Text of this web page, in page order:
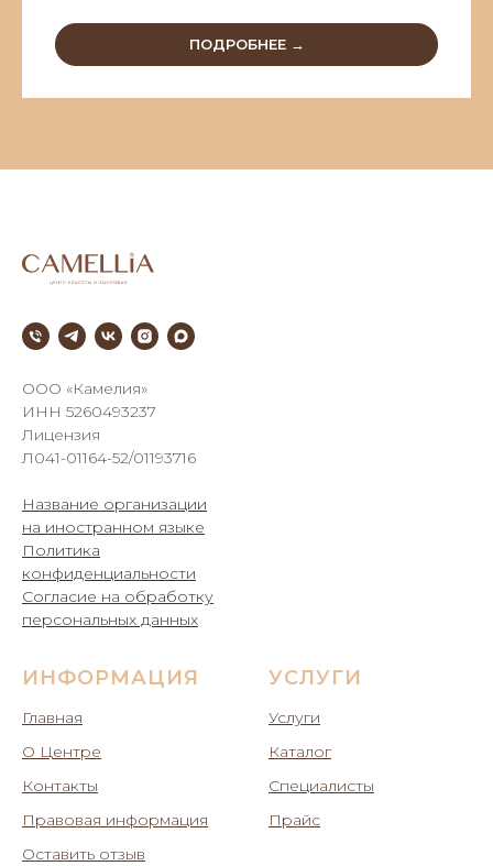
ПОДРОБНЕЕ →
ООО «Камелия»
ИНН 5260493237
Лицензия
Л041-01164-52/01193716
Название организации
на иностранном языке
Политика
конфиденциальности
Согласие на обработку
персональных данных
ИНФОРМАЦИЯ
Главная
О Центре
Контакты
Правовая информация
Оставить отзыв
УСЛУГИ
Услуги
Каталог
Специалисты
Прайс